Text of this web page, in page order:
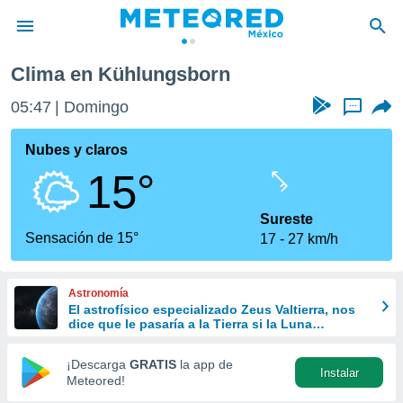
de
ha sido
calidad.
a este
las
y
forma
digital
basada
Clima en Kühlungsborn
05:47 Domingo ...
Nubes y claros
15°
Sensación de 15°
Sureste
17
27 km/h
Astronomía
El astrofísico especializado Zeus Valtierra, nos
dice que le pasaría a la Tierra si la Luna
¡Descarga GRATIS la app de
Meteored!
Instalar